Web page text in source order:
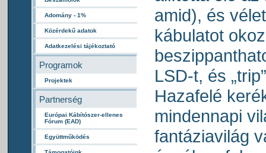
Adomány - 1%
Közérdekű adatok
Adatkezelési tájékoztató
Programok
Projektek
Partnerség
Európai Kábítószer-ellenes
Fórum (EAD)
Együttműködés
amid), és
kábulatot
LSD-t, és
Hazafelé
mindennapi
fantáziavilág